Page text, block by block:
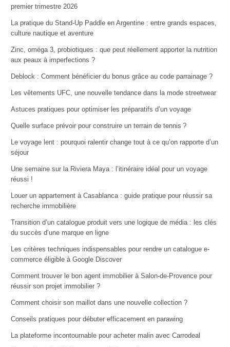
premier trimestre 2026
La pratique du Stand-Up Paddle en Argentine : entre grands espaces,
culture nautique et aventure
Zinc, oméga 3, probiotiques : que peut réellement apporter la nutrition
aux peaux à imperfections ?
Deblock : Comment bénéficier du bonus grâce au code parrainage ?
Les vêtements UFC, une nouvelle tendance dans la mode streetwear
Astuces pratiques pour optimiser les préparatifs d’un voyage
Quelle surface prévoir pour construire un terrain de tennis ?
Le voyage lent : pourquoi ralentir change tout à ce qu’on rapporte d’un
séjour
Une semaine sur la Riviera Maya : l’itinéraire idéal pour un voyage
réussi !
Louer un appartement à Casablanca : guide pratique pour réussir sa
recherche immobilière
Transition d’un catalogue produit vers une logique de média : les clés
du succès d’une marque en ligne
Les critères techniques indispensables pour rendre un catalogue e-
commerce éligible à Google Discover
Comment trouver le bon agent immobilier à Salon-de-Provence pour
réussir son projet immobilier ?
Comment choisir son maillot dans une nouvelle collection ?
Conseils pratiques pour débuter efficacement en parawing
La plateforme incontournable pour acheter malin avec Carrodeal